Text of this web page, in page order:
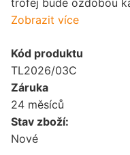
Zobrazit více
Kód produktu
TL2026/03C
Záruka
24 měsíců
Stav zboží:
Nové